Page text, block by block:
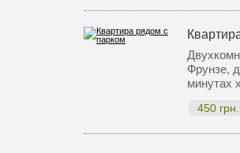
Фрунзе,
минутах
450 грн.